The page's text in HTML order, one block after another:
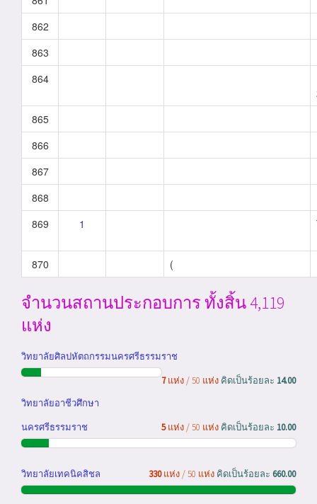
862
863
864
865
866
867
868
869
1
870
(
จำนวนสถานประกอบการ ทั้งสิ้น 4,119
แห่ง
วิทยาลัยศิลปหัตถกรรมนครศรีธรรมราช
7แห่ง / 50 แห่ง คิดเป็นร้อยละ 14.00
วิทยาลัยอาชีวศึกษา
นครศรีธรรมราช
5แห่ง / 50 แห่ง คิดเป็นร้อยละ 10.00
วิทยาลัยเทคนิคสิชล 330แห่ง / 50 แห่ง คิดเป็นร้อยละ 660.00